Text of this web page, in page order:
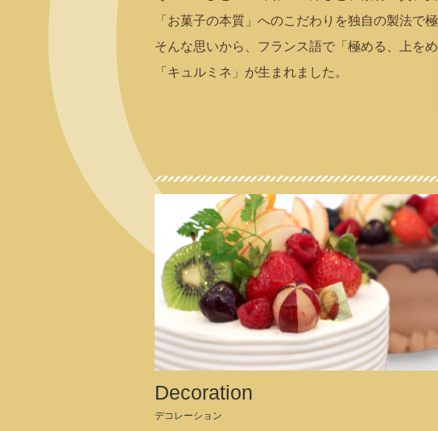
「お菓子の本質」へのこだわりを独自の製法で極
そんな思いから、フランス語で「極める、上を
「キュルミネ」が生まれました。
Decoration
デコレーション